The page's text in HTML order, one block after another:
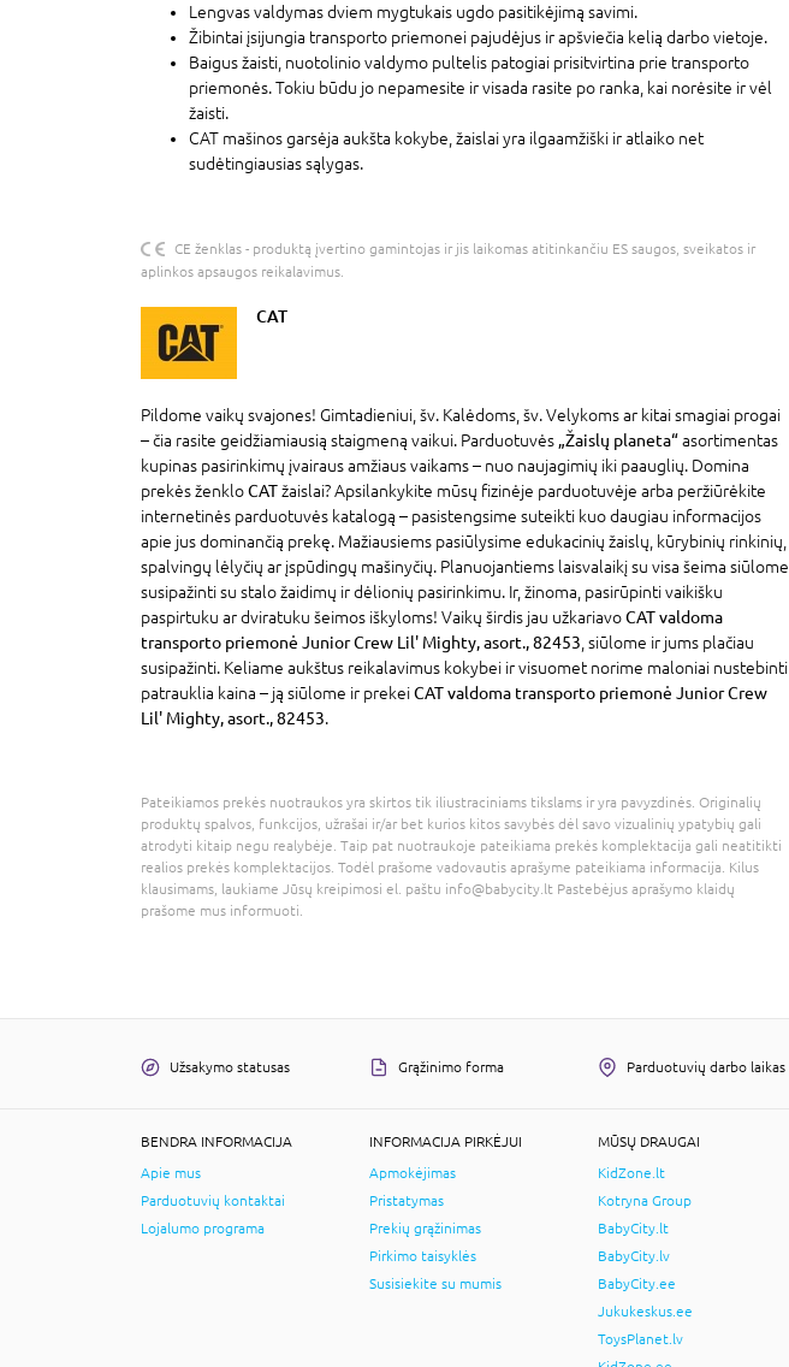
Lengvas valdymas dviem mygtukais ugdo pasitikėjimą savimi.
Žibintai įsijungia transporto priemonei pajudėjus ir apšviečia kelią darbo vietoje.
Baigus žaisti, nuotolinio valdymo pultelis patogiai prisitvirtina prie transporto
priemonės. Tokiu būdu jo nepamesite ir visada rasite po ranka, kai norėsite ir vėl
žaisti.
CAT mašinos garsėja aukšta kokybe, žaislai yra ilgaamžiški ir atlaiko net
sudėtingiausias sąlygas.
CE ženklas - produktą įvertino gamintojas ir jis laikomas atitinkančiu ES saugos, sveikatos ir
aplinkos apsaugos reikalavimus.
CAT
Pildome vaikų svajones! Gimtadieniui, šv. Kalėdoms, šv. Velykoms ar kitai smagiai progai
– čia rasite geidžiamiausią staigmeną vaikui. Parduotuvės „Žaislų planeta“asortimentas
kupinas pasirinkimų įvairaus amžiaus vaikams – nuo naujagimių iki paauglių. Domina
prekės ženkloCATžaislai? Apsilankykite mūsų fizinėje parduotuvėje arba peržiūrėkite
internetinės parduotuvės katalogą – pasistengsime suteikti kuo daugiau informacijos
apie jus dominančią prekę. Mažiausiems pasiūlysime edukacinių žaislų, kūrybinių rinkinių,
spalvingų lėlyčių ar įspūdingų mašinyčių. Planuojantiems laisvalaikį su visa šeima siūlome
susipažinti su stalo žaidimų ir dėlionių pasirinkimu. Ir, žinoma, pasirūpinti vaikišku
paspirtuku ar dviratuku šeimos iškyloms! Vaikų širdis jau užkariavoCAT valdoma
transporto priemonė Junior Crew Lil' Mighty, asort., 82453 , siūlome ir jums plačiau
susipažinti. Keliame aukštus reikalavimus kokybei ir visuomet norime maloniai nustebinti
patrauklia kaina – ją siūlome ir prekeiCAT valdoma transporto priemonė Junior Crew
Lil' Mighty, asort., 82453.
Pateikiamos prekės nuotraukos yra skirtos tik iliustraciniams tikslams ir yra pavyzdinės. Originalių
produktų spalvos, funkcijos, užrašai ir/ar bet kurios kitos savybės dėl savo vizualinių ypatybių gali
atrodyti kitaip negu realybėje. Taip pat nuotraukoje pateikiama prekės komplektacija gali neatitikti
realios prekės komplektacijos. Todėl prašome vadovautis aprašyme pateikiama informacija. Kilus
klausimams, laukiame Jūsų kreipimosi el. paštu info@babycity.lt Pastebėjus aprašymo klaidų
prašome mus informuoti.
Užsakymo statusas Grąžinimo forma Parduotuvių darbo laikas
BENDRA INFORMACIJA
Apie mus
Parduotuvių kontaktai
Lojalumo programa
INFORMACIJA PIRKĖJUI
Apmokėjimas
Pristatymas
Prekių grąžinimas
Pirkimo taisyklės
Susisiekite su mumis
MŪSŲ DRAUGAI
KidZone.lt
Kotryna Group
BabyCity.lt
BabyCity.lv
BabyCity.ee
Jukukeskus.ee
ToysPlanet.lv